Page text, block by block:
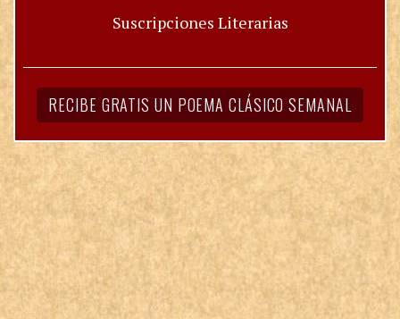
Suscripciones Literarias
RECIBE GRATIS UN POEMA CLÁSICO SEMANAL